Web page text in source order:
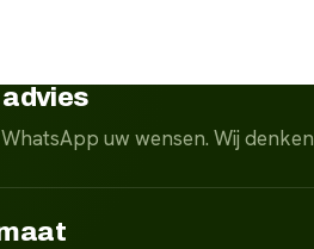
uw wensen. Wij